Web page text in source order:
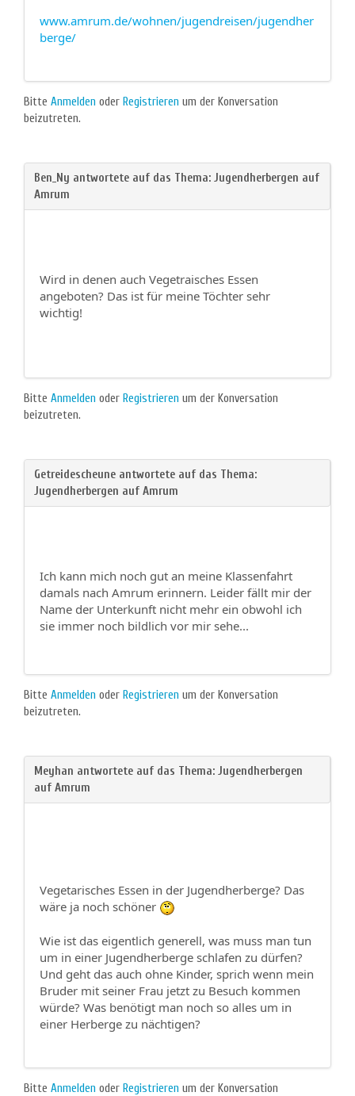
www.amrum.de/wohnen/jugendreisen/jugendher
berge/
Bitte Anmelden oder Registrieren um der Konversation
beizutreten.
Wird in denen auch Vegetraisches Essen
angeboten? Das ist für meine Töchter sehr
wichtig!
Bitte Anmelden oder Registrieren um der Konversation
beizutreten.
Ich kann mich noch gut an meine Klassenfahrt
damals nach Amrum erinnern. Leider fällt mir der
Name der Unterkunft nicht mehr ein obwohl ich
sie immer noch bildlich vor mir sehe...
Bitte Anmelden oder Registrieren um der Konversation
beizutreten.
Vegetarisches Essen in der Jugendherberge? Das
wäre ja noch schöner
Wie ist das eigentlich generell, was muss man tun
um in einer Jugendherberge schlafen zu dürfen?
Und geht das auch ohne Kinder, sprich wenn mein
Bruder mit seiner Frau jetzt zu Besuch kommen
würde? Was benötigt man noch so alles um in
einer Herberge zu nächtigen?
Bitte Anmelden oder Registrieren um der Konversation